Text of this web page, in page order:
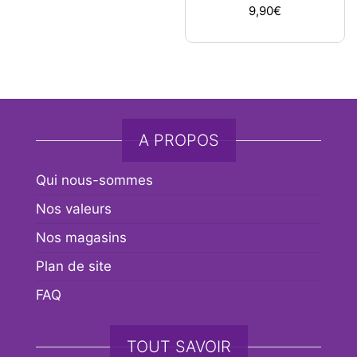
9,90€
A PROPOS
Qui nous-sommes
Nos valeurs
Nos magasins
Plan de site
FAQ
TOUT SAVOIR